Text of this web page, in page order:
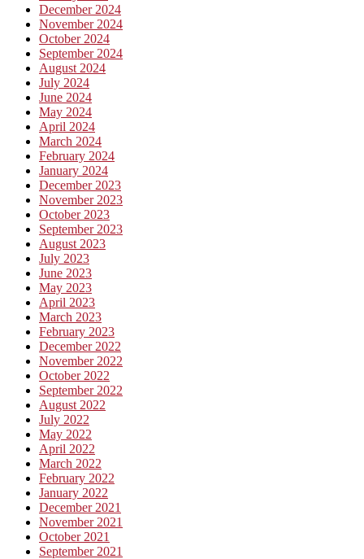
December 2024
November 2024
October 2024
September 2024
August 2024
July 2024
June 2024
May 2024
April 2024
March 2024
February 2024
January 2024
December 2023
November 2023
October 2023
September 2023
August 2023
July 2023
June 2023
May 2023
April 2023
March 2023
February 2023
December 2022
November 2022
October 2022
September 2022
August 2022
July 2022
May 2022
April 2022
March 2022
February 2022
January 2022
December 2021
November 2021
October 2021
September 2021